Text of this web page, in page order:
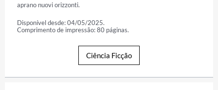
aprano nuovi orizzonti.
Disponível desde: 04/05/2025.
Comprimento de impressão: 80 páginas.
Ciência Ficção